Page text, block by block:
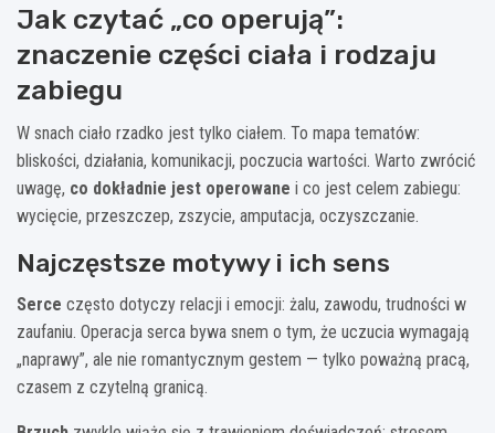
Jak czytać „co operują”:
znaczenie części ciała i rodzaju
zabiegu
W snach ciało rzadko jest tylko ciałem. To mapa tematów:
bliskości, działania, komunikacji, poczucia wartości. Warto zwrócić
uwagę, co dokładnie jest operowane i co jest celem zabiegu:
wycięcie, przeszczep, zszycie, amputacja, oczyszczanie.
Najczęstsze motywy i ich sens
Serce często dotyczy relacji i emocji: żalu, zawodu, trudności w
zaufaniu. Operacja serca bywa snem o tym, że uczucia wymagają
„naprawy”, ale nie romantycznym gestem — tylko poważną pracą,
czasem z czytelną granicą.